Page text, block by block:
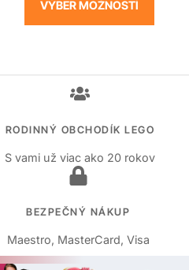
VÝBER MOŽNOSTÍ
RODINNÝ OBCHODÍK LEGO
S vami už viac ako 20 rokov
BEZPEČNÝ NÁKUP
Maestro, MasterCard, Visa